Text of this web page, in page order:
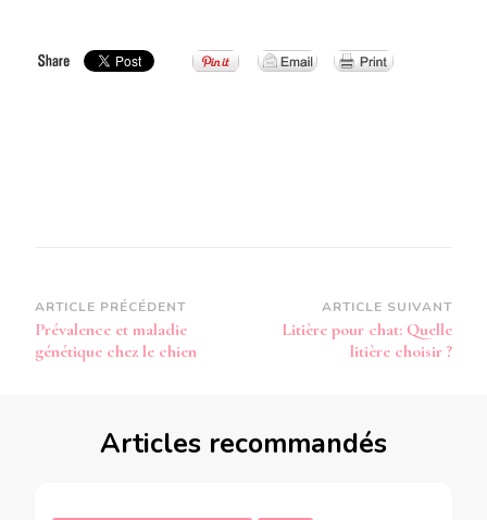
Navigation
d’article
ARTICLE PRÉCÉDENT
Prévalence et maladie
génétique chez le chien
ARTICLE SUIVANT
Litière pour chat: Quelle
litière choisir ?
Articles recommandés